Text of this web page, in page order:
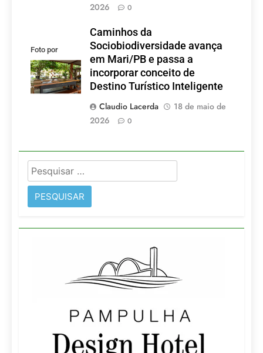
2026
0
Foto por
divulgação
Caminhos da
Sociobiodiversidade avança
em Mari/PB e passa a
incorporar conceito de
Destino Turístico Inteligente
Claudio Lacerda
18 de maio de
2026
0
Pesquisar
por: